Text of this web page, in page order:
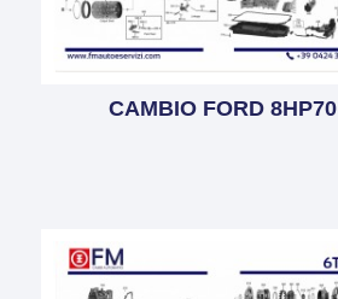
CAMBIO FORD 8HP70